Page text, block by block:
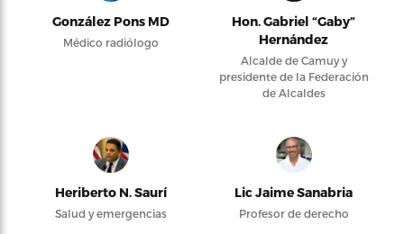
González Pons MD
Médico radiólogo
Hon. Gabriel “Gaby”
Hernández
Alcalde de Camuy y
presidente de la Federación
de Alcaldes
Heriberto N. Saurí
Salud y emergencias
Lic Jaime Sanabria
Profesor de derecho